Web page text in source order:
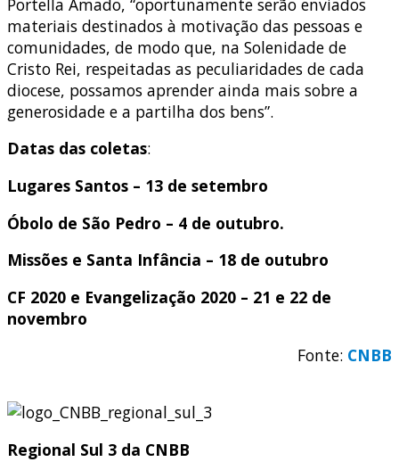
Portella Amado, “oportunamente serão enviados
materiais destinados à motivação das pessoas e
comunidades, de modo que, na Solenidade de
Cristo Rei, respeitadas as peculiaridades de cada
diocese, possamos aprender ainda mais sobre a
generosidade e a partilha dos bens”.
Datas das coletas:
Lugares Santos – 13 de setembro
Óbolo de São Pedro – 4 de outubro.
Missões e Santa Infância – 18 de outubro
CF 2020 e Evangelização 2020 – 21 e 22 de
novembro
Fonte: CNBB
Regional Sul 3 da CNBB